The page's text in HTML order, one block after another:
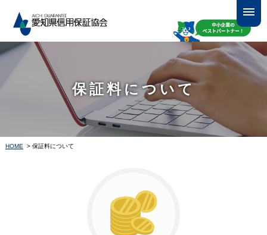
保証料について
HOME > 保証料について